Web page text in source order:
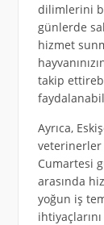
dilimlerini
günlerde
hizmet
takip
Ayrıca,
veterinerler
Cumartesi
arasında
yoğun iş